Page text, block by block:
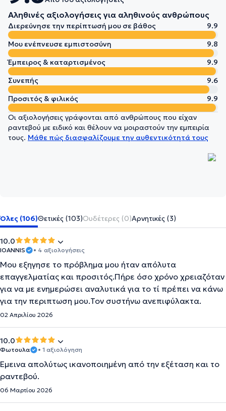
Αληθινές αξιολογήσεις για αληθινούς ανθρώπους
Διερεύνησε την περίπτωσή μου σε βάθος
9.9
Μου ενέπνευσε εμπιστοσύνη
9.8
Έμπειρος & καταρτισμένος
9.9
Συνεπής
9.6
Προσιτός & φιλικός
9.9
Οι αξιολογήσεις γράφονται από ανθρώπους που είχαν
ραντεβού με ειδικό και θέλουν να μοιραστούν την εμπειρία
τους. Μάθε πώς διασφαλίζουμε την αυθεντικότητά τους
Όλες (106)Θετικές (103)Ουδέτερες (0)Αρνητικές (3)
10.0
IOANNIS • 4 αξιολογήσεις
Μου εξηγησε το πρόβλημα μου ήταν απόλυτα
επαγγελματίας και προσιτός.Πήρε όσο χρόνο χρειαζόταν
για να με ενημερώσει αναλυτικά για το τί πρέπει να κάνω
για την περιπτωση μου.Τον συστήνω ανεπιφύλακτα.
02 Απριλίου 2026
10.0
Φωτουλα • 1 αξιολόγηση
Έμεινα απολύτως ικανοποιημένη από την εξέταση και το
ραντεβού.
06 Μαρτίου 2026